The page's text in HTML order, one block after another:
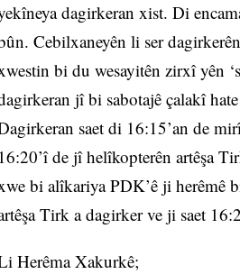
dagirkeran xist. Di
Cebilxaneyên li ser
bi du wesayitên zirxî yên
jî bi sabotajê çalakî
saet di 16:15’an de
16:20’î de jî helîkopterên artêşa
bi alîkariya PDK’ê ji herêmê
Tirk a dagirker ve ji saet
Herêma Xakurkê;